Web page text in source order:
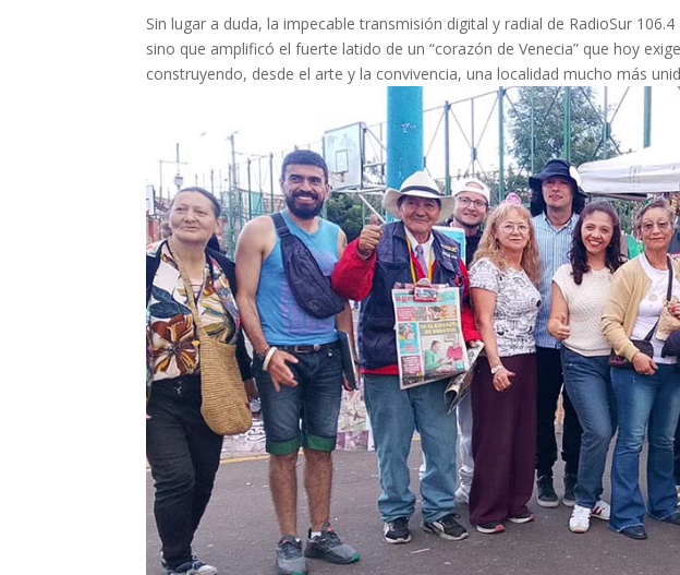
Sin lugar a duda, la impecable transmisión digital y radial de RadioSur
sino que amplificó el fuerte latido de un “corazón de Venecia” que hoy
construyendo, desde el arte y la convivencia, una localidad mucho más